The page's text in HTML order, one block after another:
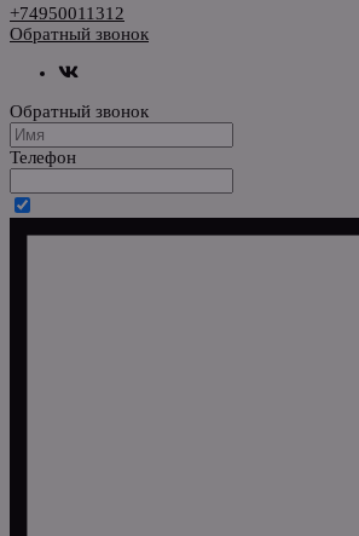
+74950011312
Обратный звонок
Обратный звонок
Телефон